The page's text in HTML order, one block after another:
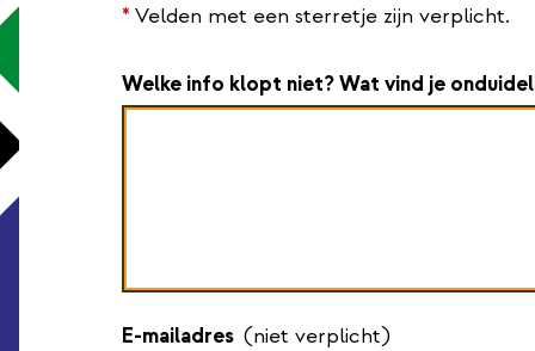
* Velden met een sterretje zijn verplicht.
Welke info klopt niet? Wat vind je
E-mailadres (niet verplicht)